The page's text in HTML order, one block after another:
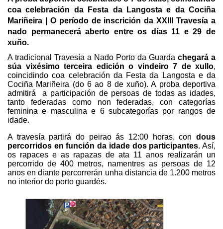
coa celebración da Festa da Langosta e da Cociña
Mariñeira | O período de inscrición da XXIII Travesía a
nado permanecerá aberto entre os días 11 e 29 de
xuño.
A tradicional Travesía a Nado Porto da Guarda chegará a
súa vixésimo terceira edición o vindeiro 7 de xullo,
coincidindo coa celebración da Festa da Langosta e da
Cociña Mariñeira (do 6 ao 8 de xuño). A proba deportiva
admitirá a participación de persoas de todas as idades,
tanto federadas como non federadas, con categorías
feminina e masculina e 6 subcategorías por rangos de
idade.
A travesía partirá do peirao ás 12:00 horas, con dous
percorridos en función da idade dos participantes. Así,
os rapaces e as rapazas de ata 11 anos realizarán un
percorrido de 400 metros, namentres as persoas de 12
anos en diante percorrerán unha distancia de 1.200 metros
no interior do porto guardés.